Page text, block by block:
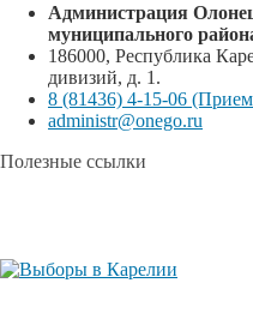
Администрация
муниципального
186000, Республика
дивизий, д. 1.
8 (81436) 4-15-06
administr@onego.ru
Полезные ссылки